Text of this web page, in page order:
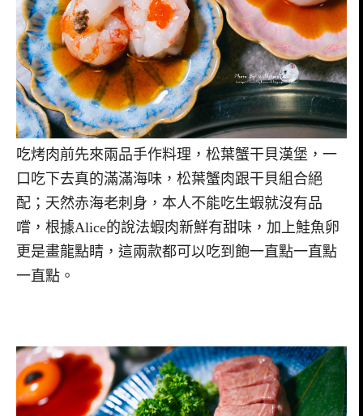
吃烤肉前先來兩品手作料理，松葉蟹干貝漢堡，一
口吃下去真的滿滿海味，松葉蟹肉跟干貝組合絕
配；天然赤海老刺身，本人不能吃生蝦就沒有品
嚐，根據Alice的說法蝦肉新鮮有甜味，加上鮭魚卵
更是畫龍點睛，這兩款都可以吃到飽一直點一直點
一直點。